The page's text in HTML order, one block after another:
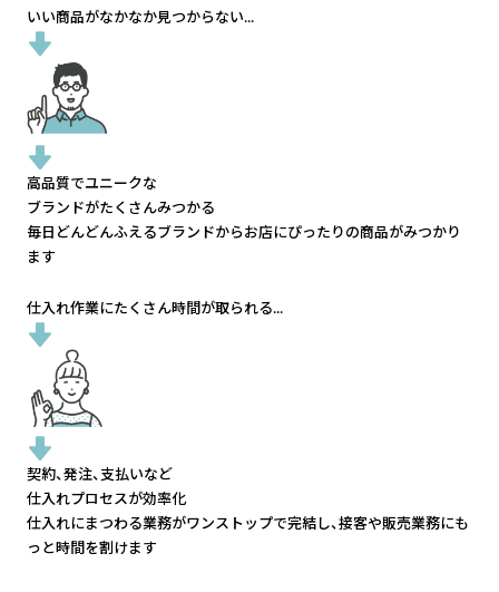
いい商品がなかなか見つからない...
高品質でユニークな
ブランドがたくさんみつかる
毎日どんどんふえるブランドからお店にぴったりの商品がみつかり
ます
仕入れ作業にたくさん時間が取られる...
契約、発注、支払いなど
仕入れプロセスが効率化
仕入れにまつわる業務がワンストップで完結し、接客や販売業務にも
っと時間を割けます